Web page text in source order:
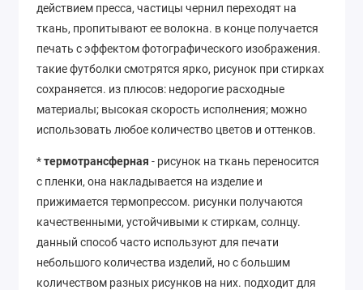
действием пресса, частицы чернил переходят на
ткань, пропитывают ее волокна. в конце получается
печать с эффектом фотографического изображения.
такие футболки смотрятся ярко, рисунок при стирках
сохраняется. из плюсов: недорогие расходные
материалы; высокая скорость исполнения; можно
использовать любое количество цветов и оттенков.
*термотрансферная - рисунок на ткань переносится
с пленки, она накладывается на изделие и
прижимается термопрессом. рисунки получаются
качественными, устойчивыми к стиркам, солнцу.
данный способ часто используют для печати
небольшого количества изделий, но с большим
количеством разных рисунков на них. подходит для